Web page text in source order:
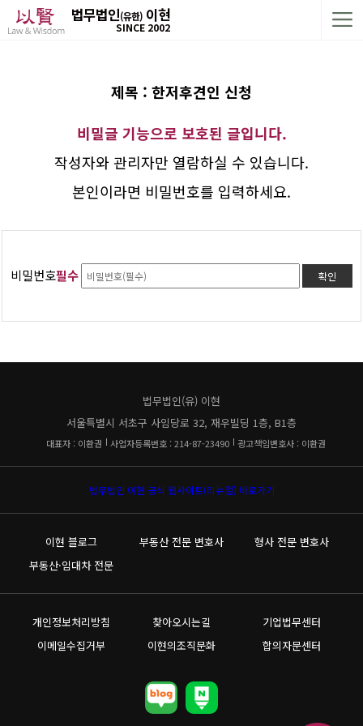
법무법인(유한) 이현
SINCE 2002
제목 : 한저후견인 신청
비밀글 기능으로 보호된 글입니다.
작성자와 관리자만 열람하실 수 있습니다.
본인이라면 비밀번호를 입력하세요.
비밀번호필수
법무법인(유) 이현
서울특별시 서초구 사임당로 32, 재우빌딩 1층, B1층
대표자 : 이환권 사업자등록번호 : 214-87-23490 광고책임변호사 : 이환권
법무법인 이현 공식 웹사이트(리뉴얼) 바로가기
이현 블로그 부동산 전문 변호사
형사 전문 변호사
부동산·임대차 전문
개인정보처리방침 찾아오시는길
기업법무센터
이메일수집거부
이현의조직문화 합의자문센터